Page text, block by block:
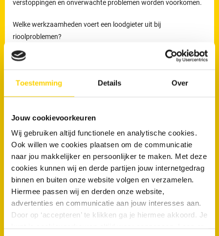
Toestemming Details Over
Jouw cookievoorkeuren
Wij gebruiken altijd functionele en analytische cookies.
Ook willen we cookies plaatsen om de communicatie
naar jou makkelijker en persoonlijker te maken. Met deze
cookies kunnen wij en derde partijen jouw internetgedrag
binnen en buiten onze website volgen en verzamelen.
Hiermee passen wij en derden onze website,
advertenties en communicatie aan jouw interesses aan.
Door op ‘accepteren’ te klikken ga je hiermee akkoord. Je
verstoppingen en onverwachte problemen worden voorkomen.
Welke werkzaamheden voert een loodgieter uit bij
rioolproblemen?
De loodgieters van RRS worden ingezet voor het verhelpen van
inspecteren en preventief onderhouden van rioleringen.
Preventief onderhoud helpt om ophoping van vuil tijdig te
en onverwachte kosten.
Loodgieters voor ontstopping van uw WC
of afvoer in Axel
Wanneer is een loodgieter nodig bij een verstopte wc of afvoer?
Een loodgieter is nodig wanneer een toilet of afvoer niet meer
doorspoelt of wanneer een verstopping blijft terugkomen. Wordt
een blokkade niet correct verholpen, dan kan deze verergeren en